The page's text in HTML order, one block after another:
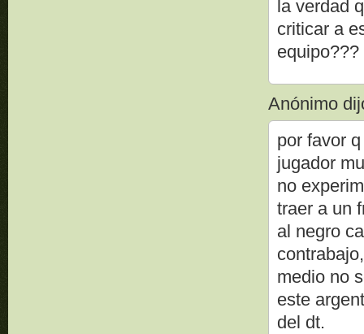
la verdad
criticar a
Anónimo
por favor
jugador
no
traer a un
al negro
medio no
este
del dt.